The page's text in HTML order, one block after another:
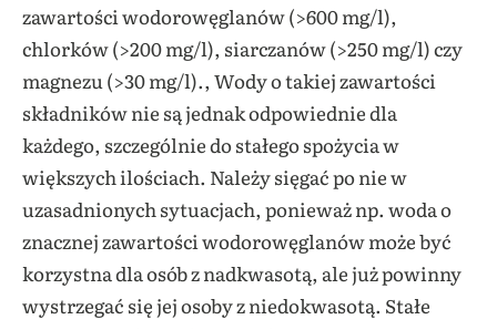
zawartości wodorowęglanów (>600 mg/l),
chlorków (>200 mg/l), siarczanów (>250 mg/l) czy
magnezu (>30 mg/l)., Wody o takiej zawartości
składników nie są jednak odpowiednie dla
każdego, szczególnie do stałego spożycia w
większych ilościach. Należy sięgać po nie w
uzasadnionych sytuacjach, ponieważ np. woda o
znacznej zawartości wodorowęglanów może być
korzystna dla osób z nadkwasotą, ale już powinny
wystrzegać się jej osoby z niedokwasotą. Stałe